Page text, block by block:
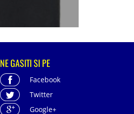
NE GASITI SI PE
Facebook
Twitter
Google+